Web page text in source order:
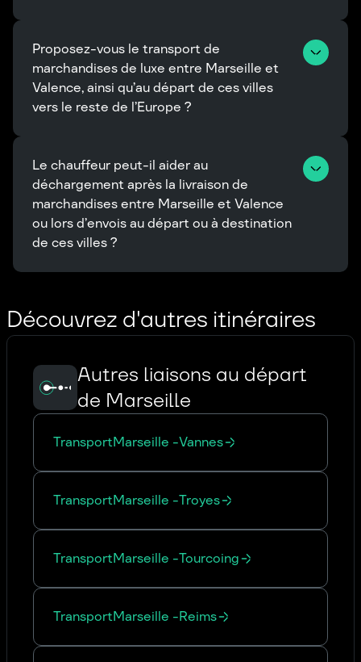
Proposez-vous le transport de
marchandises de luxe entre Marseille et
Valence, ainsi qu’au départ de ces villes
vers le reste de l’Europe ?
Le chauffeur peut-il aider au
déchargement après la livraison de
marchandises entre Marseille et Valence
ou lors d’envois au départ ou à destination
de ces villes ?
Découvrez d'autres itinéraires
Autres liaisons au départ
de Marseille
TransportMarseille -Vannes
TransportMarseille -Troyes
TransportMarseille -Tourcoing
TransportMarseille -Reims